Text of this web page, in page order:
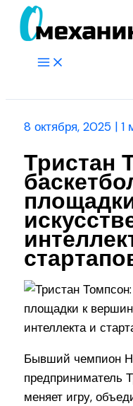
Перейти
Main
8 октября, 2025 |1
Тристан
Бывший чемпион
предприниматель
меняет игру,